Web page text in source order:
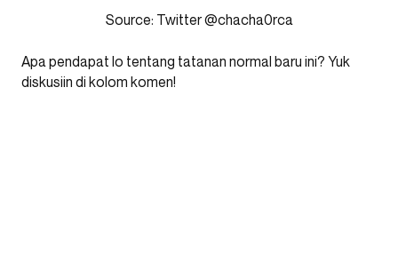
Source: Twitter @chacha0rca
Apa pendapat lo tentang tatanan normal baru ini? Yuk
diskusiin di kolom komen!